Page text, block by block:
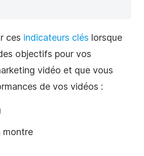
ces indicateurs clés lorsque
objectifs pour vos
vidéo et que vous
de vos vidéos :
montre